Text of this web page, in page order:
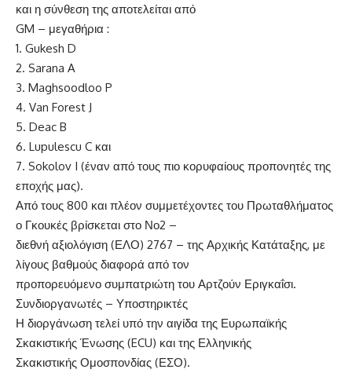
και η σύνθεση της αποτελείται από
GM – μεγαθήρια :
1. Gukesh D
2. Sarana A
3. Maghsoodloo P
4. Van Forest J
5. Deac B
6. Lupulescu C και
7. Sokolov I (έναν από τους πιο κορυφαίους προπονητές της
εποχής μας).
Από τους 800 και πλέον συμμετέχοντες του Πρωταθλήματος
ο Γκουκές βρίσκεται στο Νο2 –
διεθνή αξιολόγιση (ΕΛΟ) 2767 – της Αρχικής Κατάταξης, με
λίγους βαθμούς διαφορά από τον
προπορευόμενο συμπατριώτη του Αρτζούν Εριγκαΐσι.
Συνδιοργανωτές – Υποστηρικτές
Η διοργάνωση τελεί υπό την αιγίδα της Ευρωπαϊκής
Σκακιστικής Ένωσης (ECU) και της Ελληνικής
Σκακιστικής Ομοσπονδίας (ΕΣΟ).